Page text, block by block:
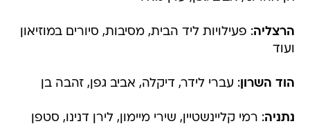
הוד השרון
נתניה: רמי קליינשטיין, שירי מיימון, לירן דנינו, סטפן
רמת השרון: אברהם טל, דיקלה